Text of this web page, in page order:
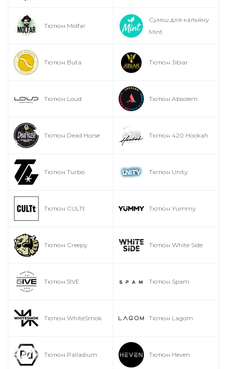
Тютюн Molfar
Суміш для кальяну
Mint
Тютюн Buta Тютюн Jibiar
Тютюн Loud Тютюн Absolem
Тютюн Dead Horse Тютюн 420 Hookah
Тютюн Turbo Тютюн Unity
Тютюн CULTt Тютюн Yummy
Тютюн Creepy Тютюн White Side
Тютюн 5IVE Тютюн Spam
Тютюн WhiteSmok Тютюн Lagom
Тютюн Palladium Тютюн Heven